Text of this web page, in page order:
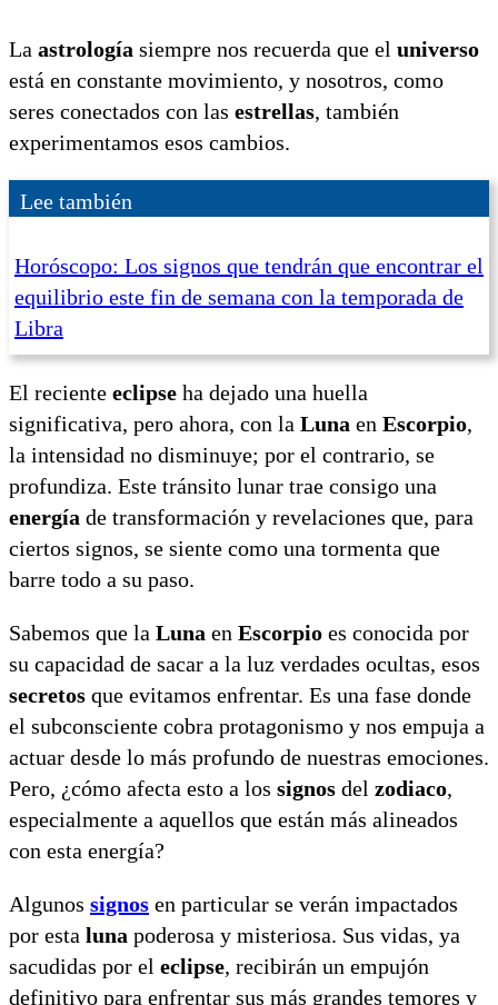
La astrología siempre nos recuerda que el universo
está en constante movimiento, y nosotros, como
seres conectados con las estrellas, también
experimentamos esos cambios.
Lee también
Horóscopo: Los signos que tendrán que encontrar el
equilibrio este fin de semana con la temporada de
Libra
El reciente eclipse ha dejado una huella
significativa, pero ahora, con la Luna en Escorpio,
la intensidad no disminuye; por el contrario, se
profundiza. Este tránsito lunar trae consigo una
energía de transformación y revelaciones que, para
ciertos signos, se siente como una tormenta que
barre todo a su paso.
Sabemos que la Luna en Escorpio es conocida por
su capacidad de sacar a la luz verdades ocultas, esos
secretos que evitamos enfrentar. Es una fase donde
el subconsciente cobra protagonismo y nos empuja a
actuar desde lo más profundo de nuestras emociones.
Pero, ¿cómo afecta esto a los signos del zodiaco,
especialmente a aquellos que están más alineados
con esta energía?
Algunos signos en particular se verán impactados
por esta luna poderosa y misteriosa. Sus vidas, ya
sacudidas por el eclipse, recibirán un empujón
definitivo para enfrentar sus más grandes temores y